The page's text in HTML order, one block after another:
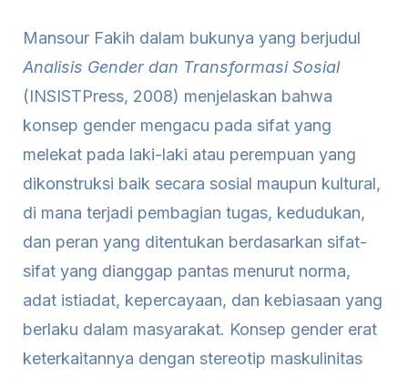
Mansour Fakih dalam bukunya yang berjudul
Analisis Gender dan Transformasi Sosial
(INSISTPress, 2008) menjelaskan bahwa
konsep gender mengacu pada sifat yang
melekat pada laki-laki atau perempuan yang
dikonstruksi baik secara sosial maupun kultural,
di mana terjadi pembagian tugas, kedudukan,
dan peran yang ditentukan berdasarkan sifat-
sifat yang dianggap pantas menurut norma,
adat istiadat, kepercayaan, dan kebiasaan yang
berlaku dalam masyarakat. Konsep gender erat
keterkaitannya dengan stereotip maskulinitas